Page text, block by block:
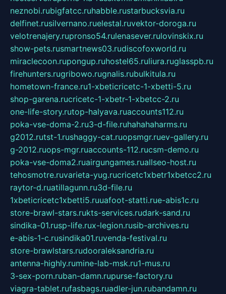
neznobi.rubigfatcc.ruhabble.rustarbucksvia.ru
delfinet.rusilvernano.ruelestal.ruvektor-doroga.ru
velotrenajery.rupronso54.rulenasever.rulovinskix.ru
show-pets.rusmartnews03.rudiscofoxworld.ru
miraclecoon.rupongup.ruhostel65.ruliura.ruglasspb.ru
firehunters.rugribowo.rugnalis.rubulkitula.ru
hometown-france.ru1-xbeticricetc-1-xbetti-5.ru
shop-garena.rucricetc-1-xbetr-1-xbetcc-2.ru
one-life-story.rutop-halyava.ruaccounts112.ru
poka-vse-doma-2.ru3-d-file.ruhahahaharms.ru
g2012.rutst-1.rushaggy-cat.ruopsmgr.ruev-gallery.ru
g-2012.ruops-mgr.ruaccounts-112.rucsm-demo.ru
poka-vse-doma2.ruairgungames.ruallseo-host.ru
tehosmotre.ruvarieta-yug.rucricetc1xbetr1xbetcc2.ru
raytor-d.ruatillagunn.ru3d-file.ru
1xbeticricetc1xbetti5.ruuafoot-statti.rue-abis1c.ru
store-brawl-stars.rukts-services.rudark-sand.ru
sindika-01.rusp-life.rux-legion.rusib-archives.ru
e-abis-1-c.rusindika01.ruvenda-festival.ru
store-brawlstars.rudooraleksandria.ru
antenna-highly.rumine-lab-msk.ru1-mus.ru
3-sex-porn.ruban-damn.rupurse-factory.ru
viagra-tablet.rufasbags.ruadler-jun.rubandamn.ru